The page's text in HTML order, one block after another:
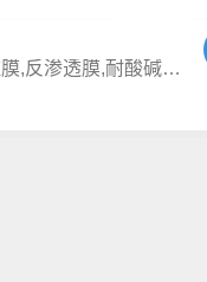
久吾高科卷式膜,纳滤膜,反渗透膜,耐酸碱高温膜